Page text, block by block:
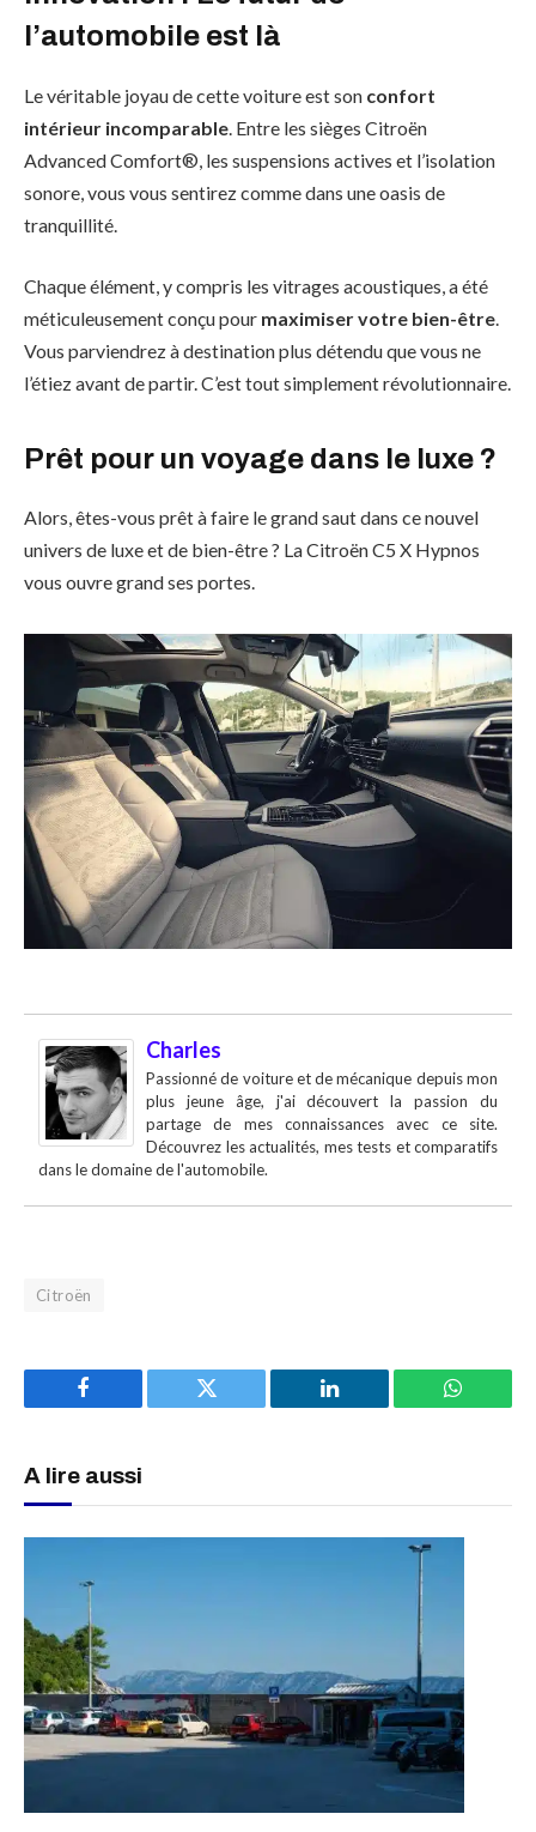
l’automobile est là
Le véritable joyau de cette voiture est son confort
intérieur incomparable . Entre les sièges Citroën
Advanced Comfort®, les suspensions actives et l’isolation
sonore, vous vous sentirez comme dans une oasis de
tranquillité.
Chaque élément, y compris les vitrages acoustiques, a été
méticuleusement conçu pour maximiser votre bien-être.
Vous parviendrez à destination plus détendu que vous ne
l’étiez avant de partir. C’est tout simplement révolutionnaire.
Prêt pour un voyage dans le luxe ?
Alors, êtes-vous prêt à faire le grand saut dans ce nouvel
univers de luxe et de bien-être ? La Citroën C5 X Hypnos
vous ouvre grand ses portes.
Charles
Passionné de voiture et de mécanique depuis mon
plus jeune âge, j'ai découvert la passion du
partage de mes connaissances avec ce site.
Découvrez les actualités, mes tests et comparatifs
dans le domaine de l'automobile.
Citroën
Facebook Twitter LinkedIn
A lire aussi